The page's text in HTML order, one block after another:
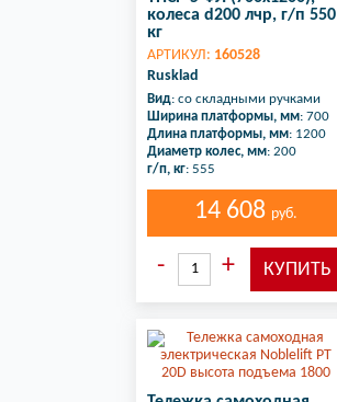
колеса d200 лчр, г/п 550
кг
АРТИКУЛ: 160528
Rusklad
Вид: со складными ручками
Ширина платформы, мм: 700
Длина платформы, мм: 1200
Диаметр колес, мм: 200
г/п, кг: 555
14 608 руб.